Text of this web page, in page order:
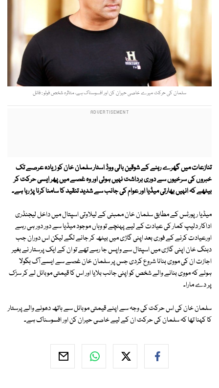
سلمان کی حرکت میرے خاصی حیران کن اور افسوسناک ہے، متاثرہ شخص فوٹو : فائل
تنازعات میں گھرے رہنے کے شوقین بالی ووڈ اسٹار سلمان خان کو زیادہ عرصے تک
خبروں کی سرخیوں سے دوری برداشت نہیں ہوئی اور وہ غصے میں پھر ایسی حرکت کر
بیٹھے کہ انہیں بھارتی میڈیا اور عوام کی جانب سے شدید تنقید کا سامنا کرنا پڑ رہا ہے۔
میڈیا رپورٹس کے مطابق سلمان خان ممبئی کے لیلاوتی اسپتال میں داخل لیجنڈری
اداکار دلیپ کمار کی عیادت کے لیے پہنچے تو وہاں موجود میڈیا سے دور دور ہی رہے
اورعیادت کرنے کے فوری بعد اپنی گاڑی میں بیٹھ کر جانے لگے لیکن اس دوران جب
دبنگ خان اپنی گاڑی میں اسپتال سے واپس جا رہے تھے تو ان کے ایک پرستار نے بغیر
اجازت ان کی مووی بنانا شروع کردی جس پر سلمان خان غصے سے ایسے آگ بگولا
ہوئے کہ مووی بنانے والے شخص کو اپنی جانب بلایا اور اس کا قیمتی موبائل لے کر سڑک
پر دے مارا۔
سلمان خان کی اس حرکت کی وجہ سے اپنے قیمتی موبائل سے ہاتھ دھونے والے پرستار
کا کہنا تھا کہ سلمان کی حرکت ان کے لیے خاصی حیران کن اور افسوسناک ہے۔